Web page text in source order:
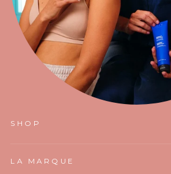
SHOP
LA MARQUE